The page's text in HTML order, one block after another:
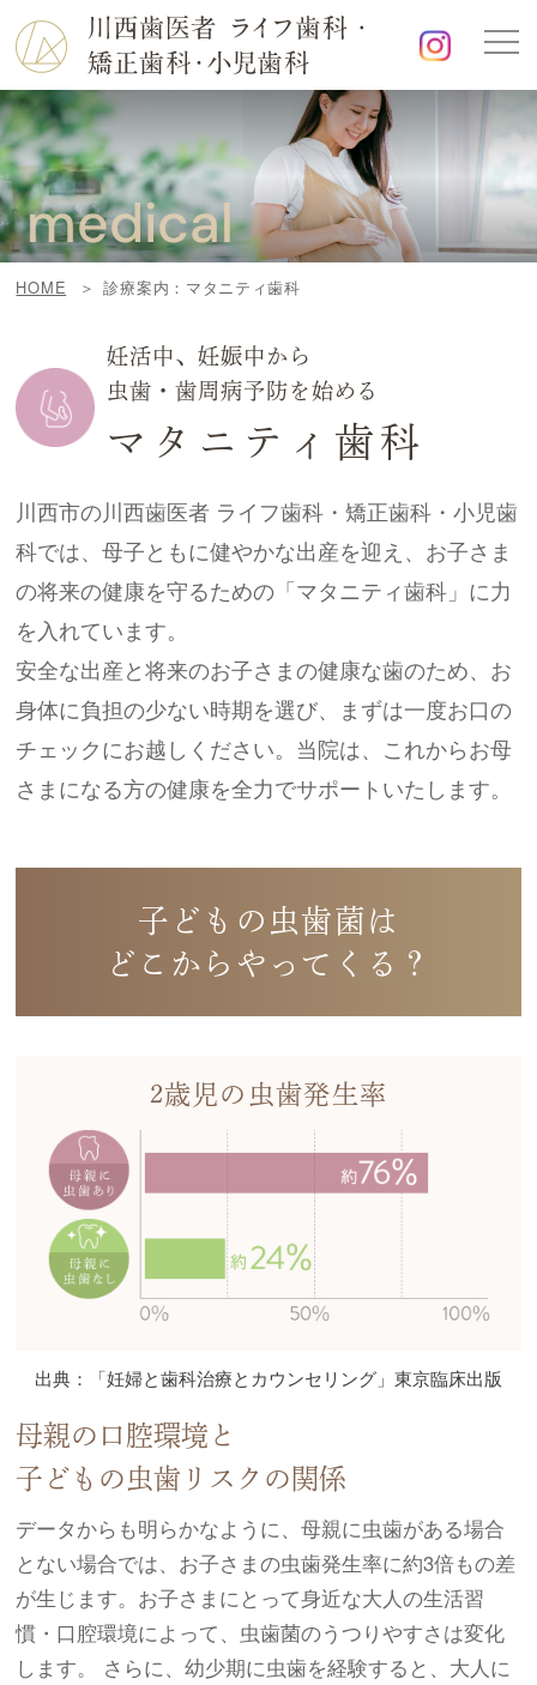
medical
HOME 診療案内：マタニティ歯科
妊活中、妊娠中から
虫歯・歯周病予防を始める
マタニティ歯科
川西市の川西歯医者 ライフ歯科・矯正歯科・小児歯
科では、母子ともに健やかな出産を迎え、お子さま
の将来の健康を守るための「マタニティ歯科」に力
を入れています。
安全な出産と将来のお子さまの健康な歯のため、お
身体に負担の少ない時期を選び、まずは一度お口の
チェックにお越しください。当院は、これからお母
さまになる方の健康を全力でサポートいたします。
子どもの虫歯菌は
どこからやってくる？
2歳児の虫歯発生率
出典：「妊婦と歯科治療とカウンセリング」 東京臨床出版
母親の口腔環境と
子どもの虫歯リスクの関係
データからも明らかなように、母親に虫歯がある場合
とない場合では、お子さまの虫歯発生率に約3倍もの差
が生じます。お子さまにとって身近な大人の生活習
慣・口腔環境によって、虫歯菌のうつりやすさは変化
します。 さらに、幼少期に虫歯を経験すると、大人に